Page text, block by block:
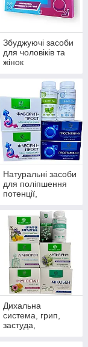
Збуджуючі засоби
для чоловіків та
жінок
Натуральні засоби
для поліпшення
потенції,
чоловічого
здоров'я
Дихальна
система, грип,
застуда,